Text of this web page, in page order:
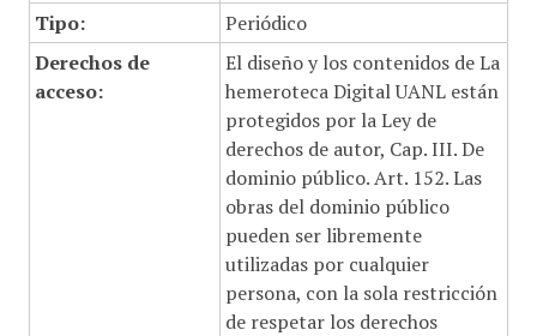
Tipo:
Periódico
Derechos de
acceso:
El diseño y los contenidos de La
hemeroteca Digital UANL están
protegidos por la Ley de
derechos de autor, Cap. III. De
dominio público. Art. 152. Las
obras del dominio público
pueden ser libremente
utilizadas por cualquier
persona, con la sola restricción
de respetar los derechos